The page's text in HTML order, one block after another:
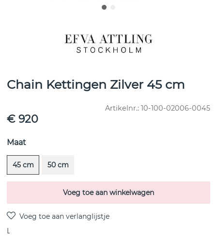
Chain Kettingen Zilver 45 cm
Artikelnr.: 10-100-02006-0045
€ 920
Maat
45 cm 50 cm
Voeg toe aan winkelwagen
Levering: